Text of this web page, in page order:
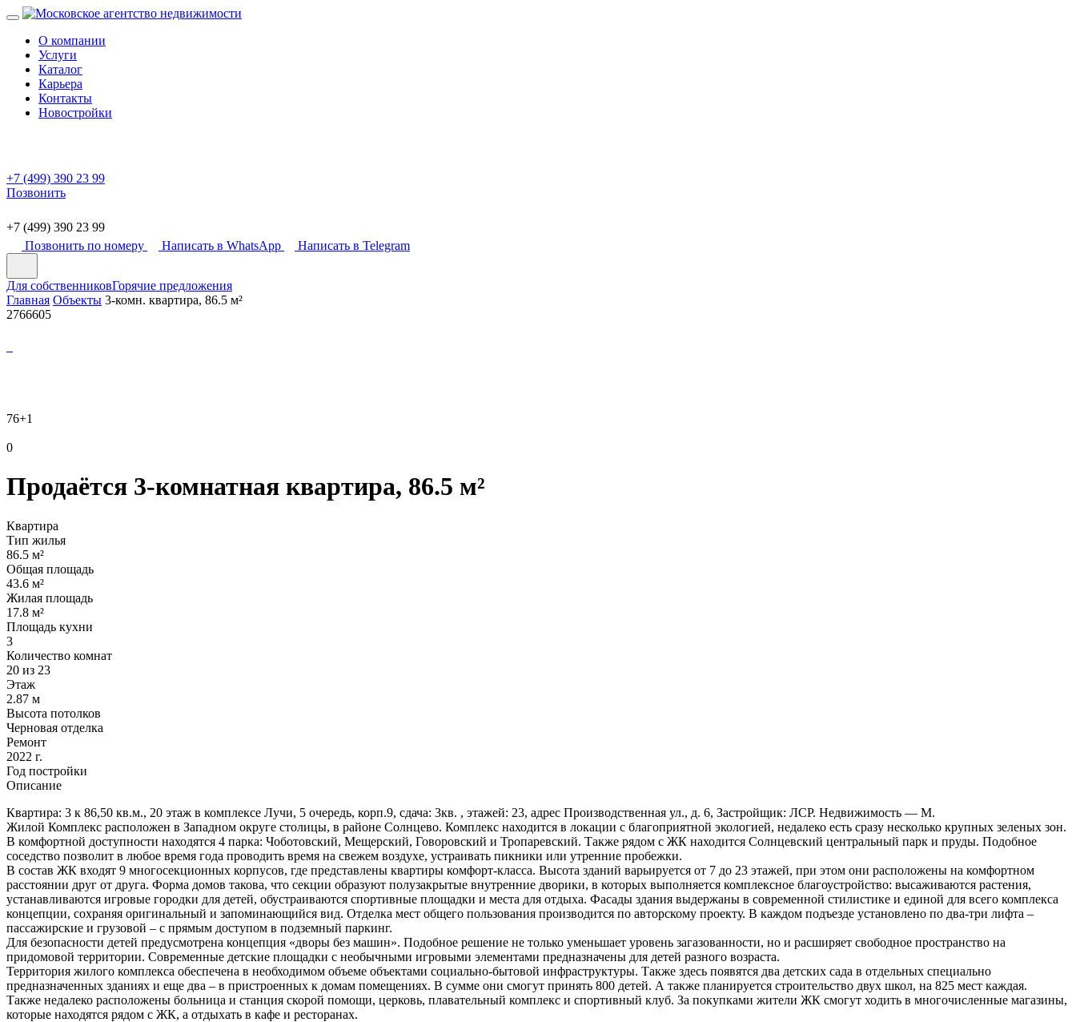
О компании
Услуги
Каталог
Карьера
Контакты
Новостройки
+7 (499) 390 23 99
Позвонить
+7 (499) 390 23 99
Позвонить по номеру
Написать в WhatsApp Написать в Telegram
Для собственниковГорячие предложения
Главная Объекты 3-комн. квартира, 86.5 м²
2766605
76+1
0
Продаётся 3-комнатная квартира, 86.5 м²
Квартира
Тип жилья
86.5 м²
Общая площадь
43.6 м²
Жилая площадь
17.8 м²
Площадь кухни
3
Количество комнат
20 из 23
Этаж
2.87 м
Высота потолков
Черновая отделка
Ремонт
2022 г.
Год постройки
Описание
Квартира: 3 к 86,50 кв.м., 20 этаж в комплексе Лучи, 5 очередь, корп.9, сдача: 3кв. , этажей: 23, адрес Производственная ул., д. 6, Застройщик: ЛСР. Недвижимость — М.
Жилой Комплекс расположен в Западном округе столицы, в районе Солнцево. Комплекс находится в локации с благоприятной экологией, недалеко есть сразу несколько крупных зеленых зон.
В комфортной доступности находятся 4 парка: Чоботовский, Мещерский, Говоровский и Тропаревский. Также рядом с ЖК находится Солнцевский центральный парк и пруды. Подобное
соседство позволит в любое время года проводить время на свежем воздухе, устраивать пикники или утренние пробежки.
В состав ЖК входят 9 многосекционных корпусов, где представлены квартиры комфорт-класса. Высота зданий варьируется от 7 до 23 этажей, при этом они расположены на комфортном
расстоянии друг от друга. Форма домов такова, что секции образуют полузакрытые внутренние дворики, в которых выполняется комплексное благоустройство: высаживаются растения,
устанавливаются игровые городки для детей, обустраиваются спортивные площадки и места для отдыха. Фасады здания выдержаны в современной стилистике и единой для всего комплекса
концепции, сохраняя оригинальный и запоминающийся вид. Отделка мест общего пользования производится по авторскому проекту. В каждом подъезде установлено по два-три лифта –
пассажирские и грузовой – с прямым доступом в подземный паркинг.
Для безопасности детей предусмотрена концепция «дворы без машин». Подобное решение не только уменьшает уровень загазованности, но и расширяет свободное пространство на
придомовой территории. Современные детские площадки с необычными игровыми элементами предназначены для детей разного возраста.
Территория жилого комплекса обеспечена в необходимом объеме объектами социально-бытовой инфраструктуры. Также здесь появятся два детских сада в отдельных специально
предназначенных зданиях и еще два – в пристроенных к домам помещениях. В сумме они смогут принять 800 детей. А также планируется строительство двух школ, на 825 мест каждая.
Также недалеко расположены больница и станция скорой помощи, церковь, плавательный комплекс и спортивный клуб. За покупками жители ЖК смогут ходить в многочисленные магазины,
которые находятся рядом с ЖК, а отдыхать в кафе и ресторанах.